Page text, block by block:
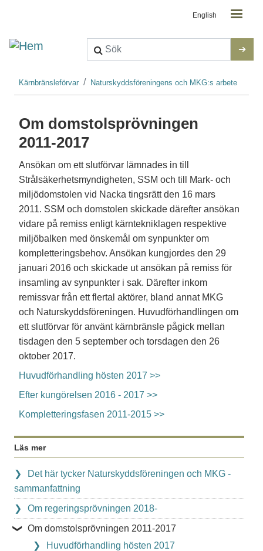
Kontaktmeny
English
Länkstig
Kärnbränsleförvar Naturskyddsföreningens och MKG:s arbete
Om domstolsprövningen
2011-2017
Ansökan om ett slutförvar lämnades in till
Strålsäkerhetsmyndigheten, SSM och till Mark- och
miljödomstolen vid Nacka tingsrätt den 16 mars
2011. SSM och domstolen skickade därefter ansökan
vidare på remiss enligt kärntekniklagen respektive
miljöbalken med önskemål om synpunkter om
kompletteringsbehov. Ansökan kungjordes den 29
januari 2016 och skickade ut ansökan på remiss för
insamling av synpunkter i sak. Därefter inkom
remissvar från ett flertal aktörer, bland annat MKG
och Naturskyddsföreningen. Huvudförhandlingen om
ett slutförvar för använt kärnbränsle pågick mellan
tisdagen den 5 september och torsdagen den 26
oktober 2017.
Huvudförhandling hösten 2017 >>
Efter kungörelsen 2016 - 2017 >>
Kompletteringsfasen 2011-2015 >>
Läs mer
Det här tycker Naturskyddsföreningen och MKG -
sammanfattning
Om regeringsprövningen 2018-
Om domstolsprövningen 2011-2017
Huvudförhandling hösten 2017